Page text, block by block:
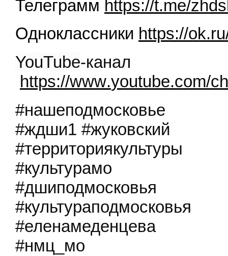
Телеграмм https://t.me/
Одноклассники https://
YouTube-канал
https://www.youtube.com/
#нашеподмосковье
#ждши1 #жуковский
#территориякультуры
#культурамо
#дшиподмосковья
#культураподмосковья
#еленамеденцева
#нмц_мо